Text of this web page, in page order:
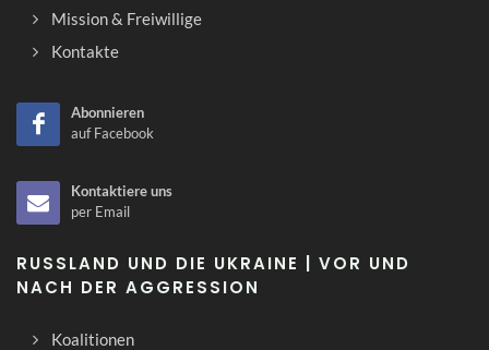
Mission & Freiwillige
Kontakte
Abonnieren
auf Facebook
Kontaktiere uns
per Email
RUSSLAND UND DIE UKRAINE | VOR UND
NACH DER AGGRESSION
Koalitionen